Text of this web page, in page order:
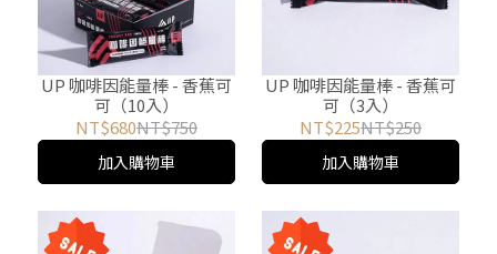
UP 咖啡因能量棒 - 香蕉可
可（10入）
NT$680NT$750
加入購物車
UP 咖啡因能量棒 - 香蕉可
可（3入）
NT$225NT$250
加入購物車